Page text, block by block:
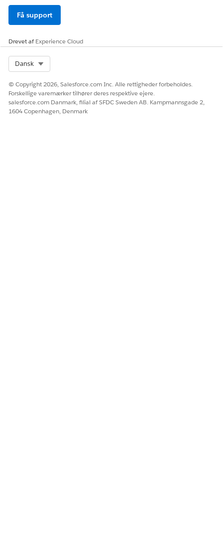
Få support
Drevet afExperience Cloud
Dansk
© Copyright 2026, Salesforce.com Inc. Alle rettigheder forbeholdes.
Forskellige varemærker tilhører deres respektive ejere.
salesforce.com Danmark, filial af SFDC Sweden AB. Kampmannsgade 2,
1604 Copenhagen, Denmark